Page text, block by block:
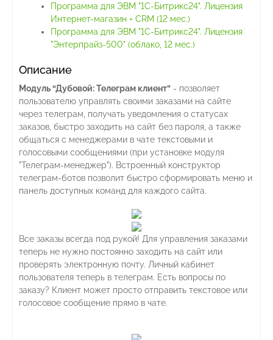
Программа для ЭВМ "1С-Битрикс24". Лицензия
Интернет-магазин + CRM (12 мес.)
Программа для ЭВМ "1С-Битрикс24". Лицензия
"Энтерпрайз-500" (облако, 12 мес.)
Описание
Модуль “Дубовой: Телеграм клиент” - позволяет
пользователю управлять своими заказами на сайте
через телеграм, получать уведомления о статусах
заказов, быстро заходить на сайт без пароля, а также
общаться с менеджерами в чате текстовыми и
голосовыми сообщениями (при установке модуля
"Телеграм-менеджер"). Встроенный конструктор
телеграм-ботов позволит быстро сформировать меню и
панель доступных команд для каждого сайта.
Все заказы всегда под рукой! Для управления заказами
теперь не нужно постоянно заходить на сайт или
проверять электронную почту. Личный кабинет
пользователя теперь в телеграм. Есть вопросы по
заказу? Клиент может просто отправить текстовое или
голосовое сообщение прямо в чате.